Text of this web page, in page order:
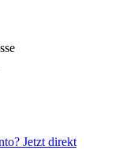
Jetzt direkt